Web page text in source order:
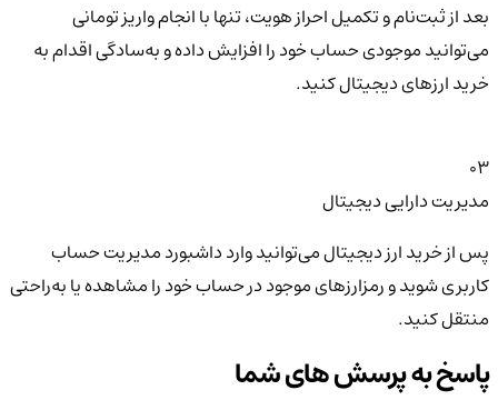
بعد از ثبت‌نام و تکمیل احراز هویت، تنها با انجام واریز تومانی
می‌توانید موجودی حساب خود را افزایش داده و به‌سادگی اقدام به
خرید ارزهای دیجیتال کنید.
03
مدیریت دارایی دیجیتال
پس از خرید ارز دیجیتال می‌توانید وارد داشبورد مدیریت حساب
کاربری شوید و رمزارزهای موجود در حساب خود را مشاهده یا به‌راحتی
منتقل کنید.
پاسخ به پرسش های شما